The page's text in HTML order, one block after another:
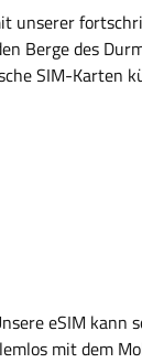
Berge des
SIM-Karten
eSIM
mit dem